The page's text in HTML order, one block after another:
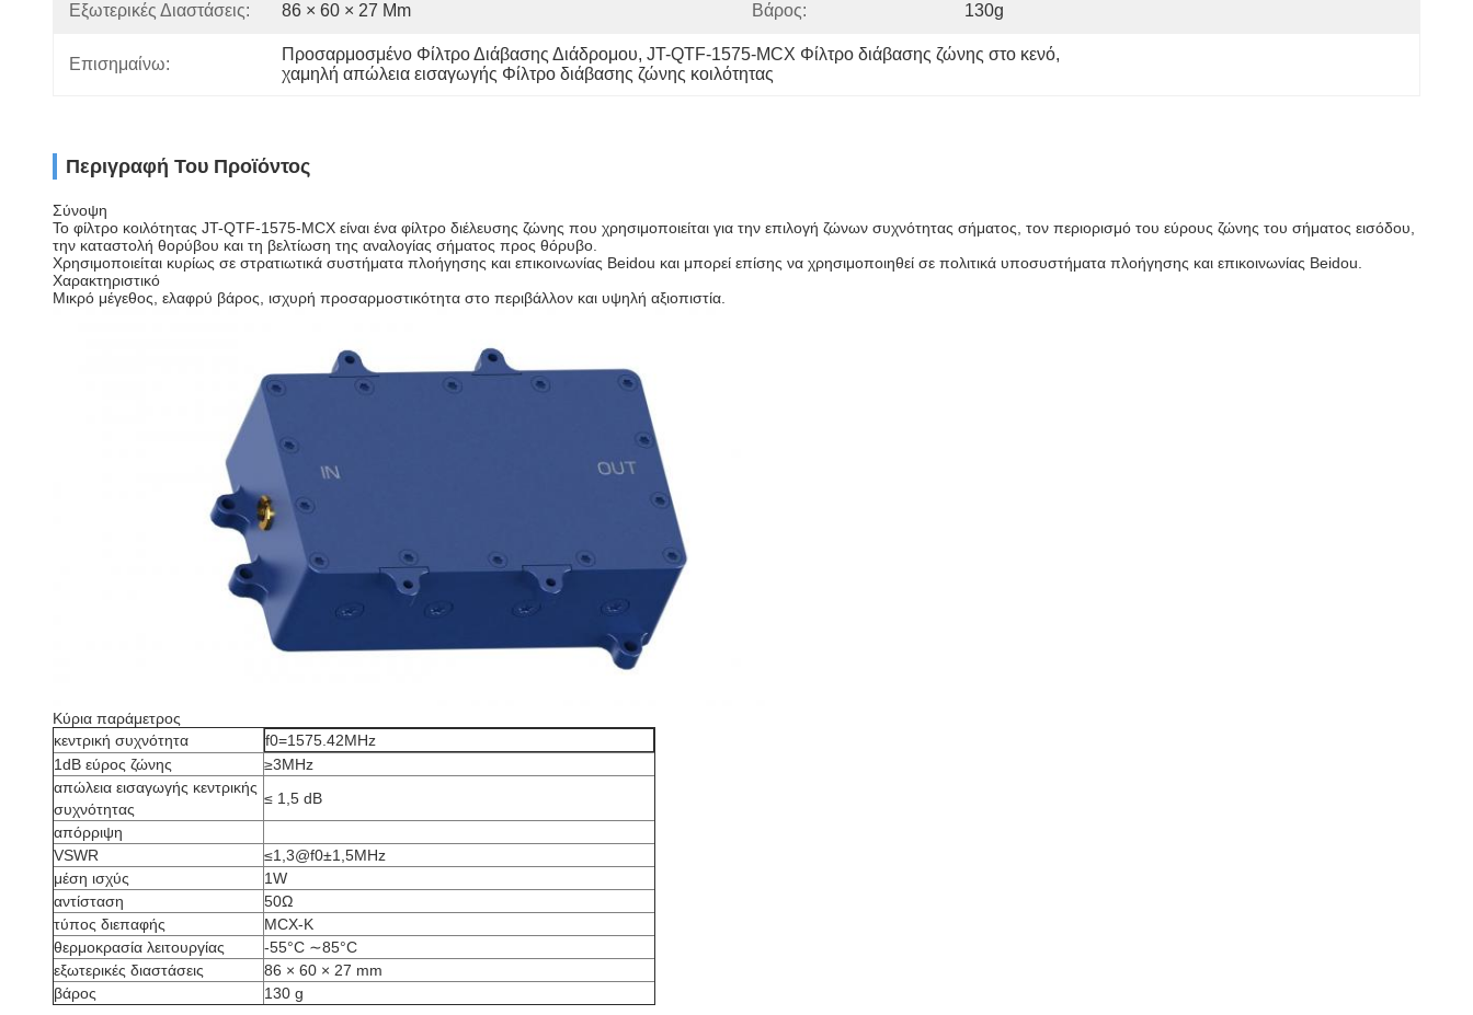
Εξωτερικές Διαστάσεις: 86 × 60 × 27 Mm Βάρος: 130g
Επισημαίνω:
Προσαρμοσμένο Φίλτρο Διάβασης Διάδρομου, JT-QTF-1575-MCX Φίλτρο διάβασης ζώνης στο κενό,
χαμηλή απώλεια εισαγωγής Φίλτρο διάβασης ζώνης κοιλότητας
Περιγραφή Του Προϊόντος
Σύνοψη
Το φίλτρο κοιλότητας JT-QTF-1575-MCX είναι ένα φίλτρο διέλευσης ζώνης που χρησιμοποιείται για την επιλογή ζώνων συχνότητας σήματος, τον περιορισμό του εύρους ζώνης του σήματος εισόδου,
την καταστολή θορύβου και τη βελτίωση της αναλογίας σήματος προς θόρυβο.
Χρησιμοποιείται κυρίως σε στρατιωτικά συστήματα πλοήγησης και επικοινωνίας Beidou και μπορεί επίσης να χρησιμοποιηθεί σε πολιτικά υποσυστήματα πλοήγησης και επικοινωνίας Beidou.
Χαρακτηριστικό
Μικρό μέγεθος, ελαφρύ βάρος, ισχυρή προσαρμοστικότητα στο περιβάλλον και υψηλή αξιοπιστία.
Κύρια παράμετρος
κεντρική συχνότητα
f0=1575.42MHz
1dB εύρος ζώνης
≥3MHz
απώλεια εισαγωγής κεντρικής
συχνότητας
≤ 1,5 dB
απόρριψη
VSWR
≤1,3@f0±1,5MHz
μέση ισχύς
1W
αντίσταση
50Ω
τύπος διεπαφής
MCX-K
θερμοκρασία λειτουργίας
-55°C ∼85°C
εξωτερικές διαστάσεις
86 × 60 × 27 mm
βάρος
130 g